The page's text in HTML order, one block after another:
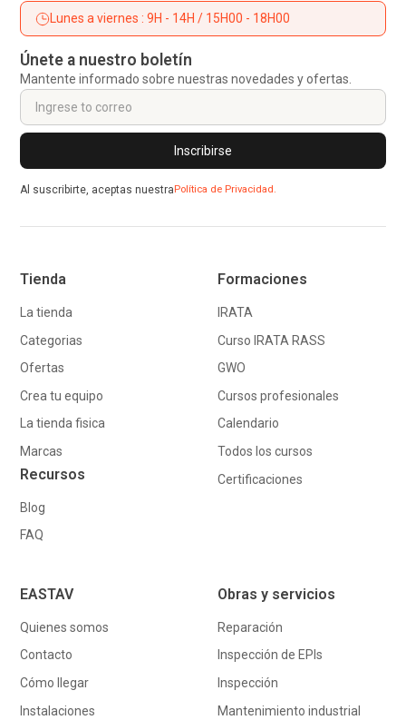
Lunes a viernes : 9H - 14H / 15H00 - 18H00
Únete a nuestro boletín
Mantente informado sobre nuestras novedades y ofertas.
Al suscribirte, aceptas nuestra Política de Privacidad.
Tienda
La tienda
Categorias
Ofertas
Crea tu equipo
La tienda fisica
Marcas
Recursos
Blog
FAQ
Formaciones
IRATA
Curso IRATA RASS
GWO
Cursos profesionales
Calendario
Todos los cursos
Certificaciones
EASTAV
Quienes somos
Contacto
Cómo llegar
Instalaciones
Obras y servicios
Reparación
Inspección de EPIs
Inspección
Mantenimiento industrial